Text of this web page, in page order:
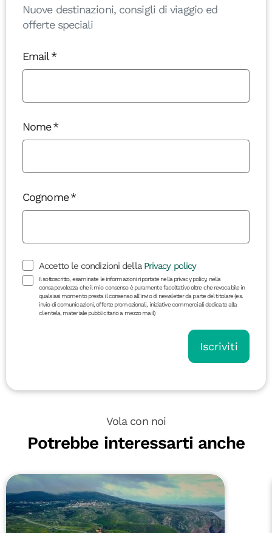
Nuove destinazioni, consigli di viaggio ed
offerte speciali
Email
Nome
Cognome
Accetto le condizioni della Privacy policy
Il sottoscritto, esaminate le informazioni riportate nella privacy policy, nella
consapevolezza che il mio consenso è puramente facoltativo oltre che revocabile in
qualsiasi momento presta il consenso all’invio di newsletter da parte del titolare (es.
invio di comunicazioni, offerte promozionali, iniziative commerciali dedicate alla
clientela, materiale pubblicitario a mezzo mail)
Iscriviti
Vola con noi
Potrebbe interessarti anche